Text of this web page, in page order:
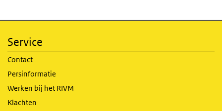
Service
Contact
Persinformatie
Werken bij het RIVM
Klachten